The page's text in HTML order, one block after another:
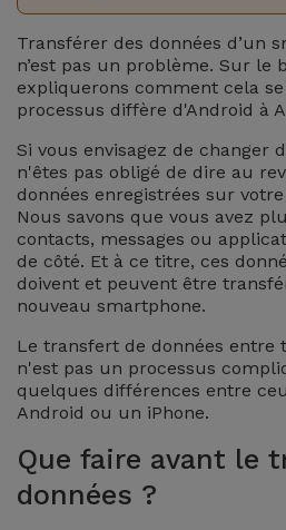
Samsung
Xiaomi
Huawei
Oppo
OnePlus
Google
Dyson
TCL
Reconditionnés
Samsungs
Reconditionnés
iMacs
Reconditionnés
Consoles de
Jeux
Reconditionnées
Voir
tout
Coques et
Protections
d'Écran
Batteries
Externes
Chargeurs
et
Enceintes
Connectées
et
Transférer des données d’un
n’est pas un problème. Sur le
expliquerons comment cela
processus diffère d'Android à
Si vous envisagez de changer
n'êtes pas obligé de dire au
données enregistrées sur
Nous savons que vous avez
contacts, messages ou
de côté. Et à ce titre, ces
doivent et peuvent être
nouveau smartphone.
Le transfert de données entre
n'est pas un processus
quelques différences entre
Android ou un iPhone.
Que faire avant le
données ?